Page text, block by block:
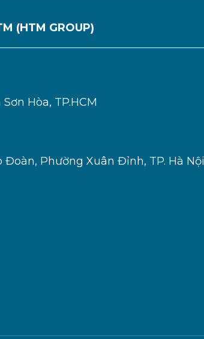
(HTM GROUP)
Hòa, TP.HCM
Đoàn, Phường Xuân Đỉnh, TP. Hà Nội